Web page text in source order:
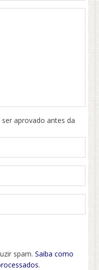
aprovado antes da
spam.Saiba como
.